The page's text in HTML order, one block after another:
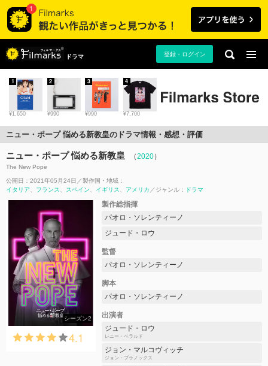
ドラマ 登録・ログイン
¥1,650
1
¥990
2
¥990
3
¥7,700
4
ニュー・ポープ 悩める新教皇のドラマ情報・感想・評価
ニュー・ポープ 悩める新教皇 （2020）
The New Pope
公開日：2021年05月24日
製作国・地域：
イタリア
フランス スペイン イギリス アメリカ ジャンル： ドラマ
シーズン2
4.1
製作総指揮
パオロ・ソレンティーノ
ジュード・ロウ
監督
パオロ・ソレンティーノ
脚本
パオロ・ソレンティーノ
出演者
ジュード・ロウ
レニー・ベラルド
ジョン・マルコヴィッチ
ジョン・ブラノックス